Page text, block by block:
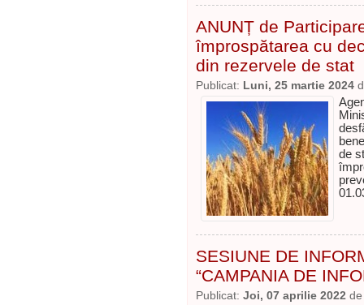
ANUNȚ de
împrospătarea cu
din rezervele de stat
Publicat: Luni, 25 martie 2024
de
SESIUNE DE
“CAMPANIA DE
Publicat: Joi, 07 aprilie 2022